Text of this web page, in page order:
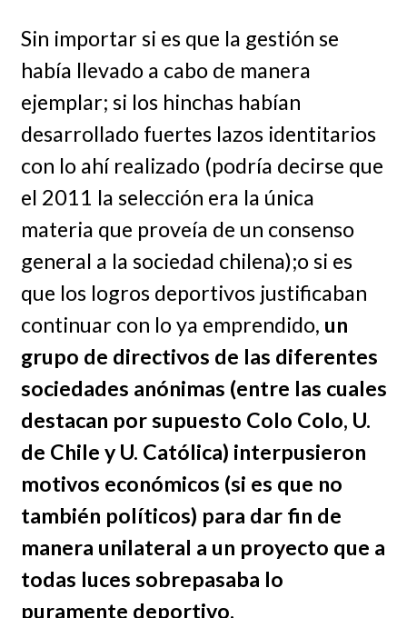
Sin importar si es que la gestión se
había llevado a cabo de manera
ejemplar; si los hinchas habían
desarrollado fuertes lazos identitarios
con lo ahí realizado (podría decirse que
el 2011 la selección era la única
materia que proveía de un consenso
general a la sociedad chilena);o si es
que los logros deportivos justificaban
continuar con lo ya emprendido, un
grupo de directivos de las diferentes
sociedades anónimas (entre las cuales
destacan por supuesto Colo Colo, U.
de Chile y U. Católica) interpusieron
motivos económicos (si es que no
también políticos) para dar fin de
manera unilateral a un proyecto que a
todas luces sobrepasaba lo
puramente deportivo.